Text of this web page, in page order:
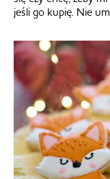
jeśli go kupię. Nie